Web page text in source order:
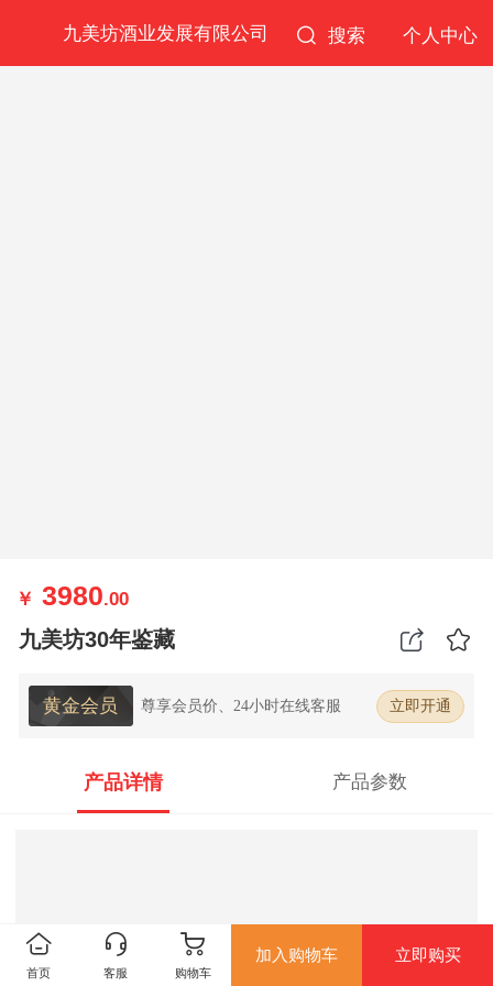
九美坊酒业发展有限公司 搜索 个人中心
￥ 3980.00
九美坊30年鉴藏
黄金会员 尊享会员价、24小时在线客服 立即开通
产品详情 产品参数
首页 客服 购物车
加入购物车 立即购买